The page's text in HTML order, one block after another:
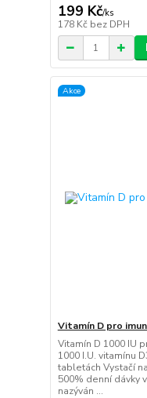
199 Kč/ks
178 Kč bez DPH
Akce
Vitamín D pro
Vitamín D 1000 IU
1000 I.U. vitamínu
tabletách Vystačí
500% denní dávky
nazýván ...